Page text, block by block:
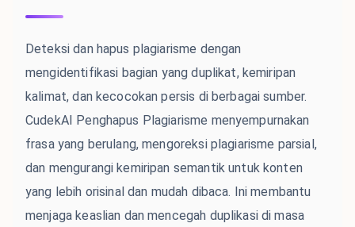
Deteksi dan hapus plagiarisme dengan
mengidentifikasi bagian yang duplikat, kemiripan
kalimat, dan kecocokan persis di berbagai sumber.
CudekAI Penghapus Plagiarisme menyempurnakan
frasa yang berulang, mengoreksi plagiarisme parsial,
dan mengurangi kemiripan semantik untuk konten
yang lebih orisinal dan mudah dibaca. Ini membantu
menjaga keaslian dan mencegah duplikasi di masa